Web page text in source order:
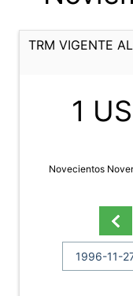
TRM VIGENTE
1
Novecientos